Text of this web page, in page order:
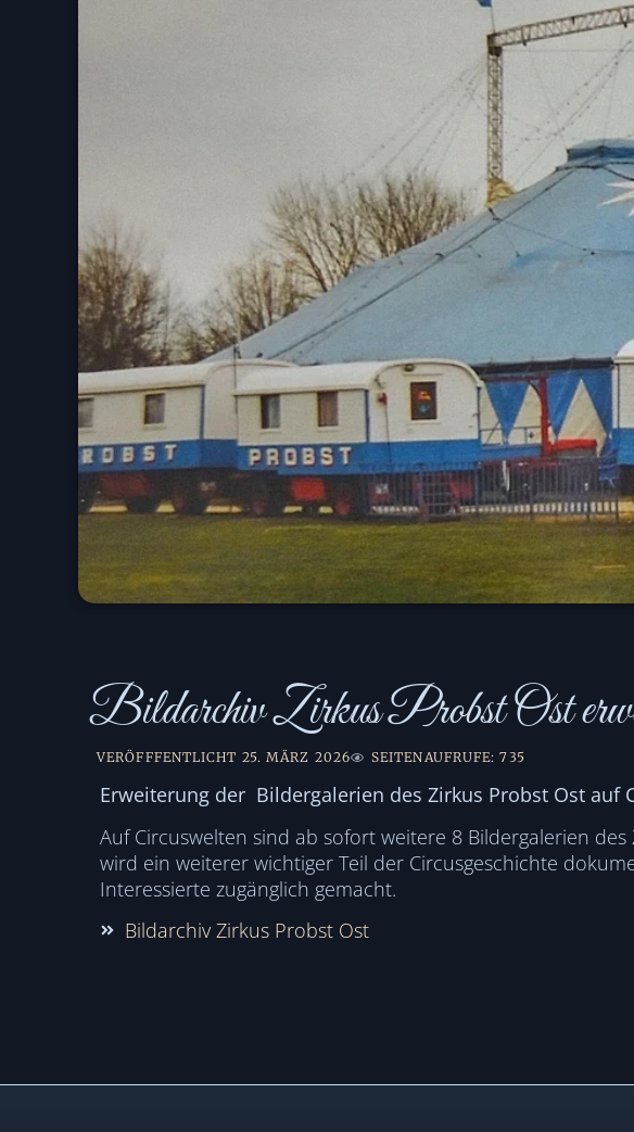
Bildarchiv Zirkus Probst Ost
VERÖFFFENTLICHT 25. MÄRZ 2026 SEITENAUFRUFE: 735
Erweiterung der Bildergalerien des Zirkus Probst Ost auf
Auf Circuswelten sind ab sofort weitere 8 Bildergalerien
wird ein weiterer wichtiger Teil der Circusgeschichte
Interessierte zugänglich gemacht.
Bildarchiv Zirkus Probst Ost